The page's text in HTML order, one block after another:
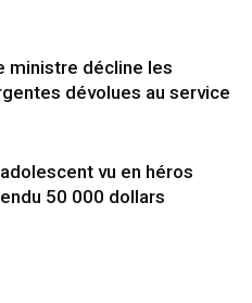
ministre décline les
dévolues au service
vu en héros
50 000 dollars